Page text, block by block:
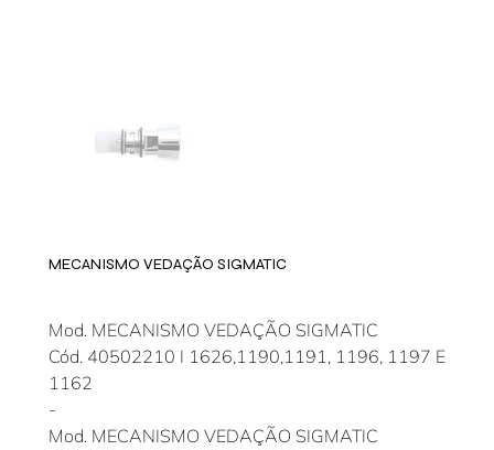
MECANISMO VEDAÇÃO SIGMATIC
Mod. MECANISMO VEDAÇÃO SIGMATIC
Cód. 40502210 I 1626,1190,1191, 1196, 1197 E
1162
-
Mod. MECANISMO VEDAÇÃO SIGMATIC